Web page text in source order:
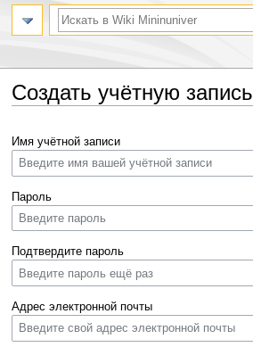
Создать учётную запись
к
навигации
к
поиску
Имя учётной записи
Пароль
Подтвердите пароль
Адрес электронной почты